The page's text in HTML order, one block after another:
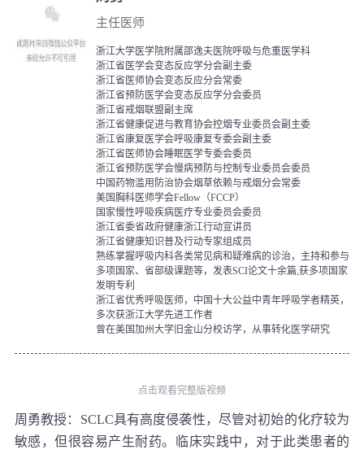
主任医师
浙江大学医学院附属邵逸夫医院呼吸与危重医学科
浙江省医学会变态反应学分会副主委
浙江省医师协会变态反应分会常委
浙江省预防医学会变态反应学分会委员
浙江省戒烟联盟副主席
浙江省健康促进与教育协会控烟专业委员会副主委
浙江省康复医学会呼吸康复专委会副主委
浙江省医师协会睡眠医学专委会委员
浙江省预防医学会慢病预防与控制专业委员会委员
中国药物滥用防治协会烟草依赖与戒烟分会常委
美国胸科医师学会Fellow（FCCP）
国家慢性呼吸疾病医疗专业委员会委员
浙江省委省政府健康浙江行动宣讲员
浙江省健康知识普及行动专家组成员
熟练掌握呼吸内科各类常见病和疑难病的诊治，主持和参与
多项国家、省部级课题等，发表SCI论文十余篇,获多项国家
发明专利
浙江省优秀呼吸医师，中国十大公益中青年呼吸学者精英，
多次获浙江大学先进工作者
曾在美国加州大学旧金山分校访学，从事转化医学研究
点击观看完整版视频
周勇教授： SCLC具有高度侵袭性，尽管对初始的化疗较为
敏感，但很容易产生耐药。临床实践中，对于此类患者的